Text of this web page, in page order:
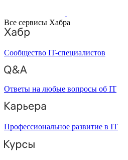
Все сервисы Хабра
Сообщество IT-специалистов
Ответы на любые вопросы об IT
Профессиональное развитие в IT